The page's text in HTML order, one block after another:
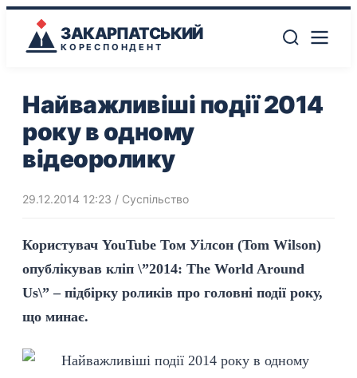
ЗАКАРПАТСЬКИЙ
КОРЕСПОНДЕНТ
Найважливіші події 2014
року в одному
відеоролику
29.12.2014 12:23 / Суспільство
Користувач YouTube Том Уілсон (Tom Wilson)
опублікував кліп \”2014: The World Around
Us\” – підбірку роликів про головні події року,
що минає.